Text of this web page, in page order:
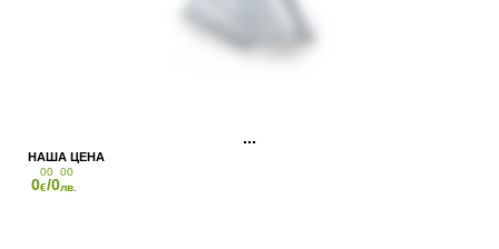
0
00
€/0
00
лв.